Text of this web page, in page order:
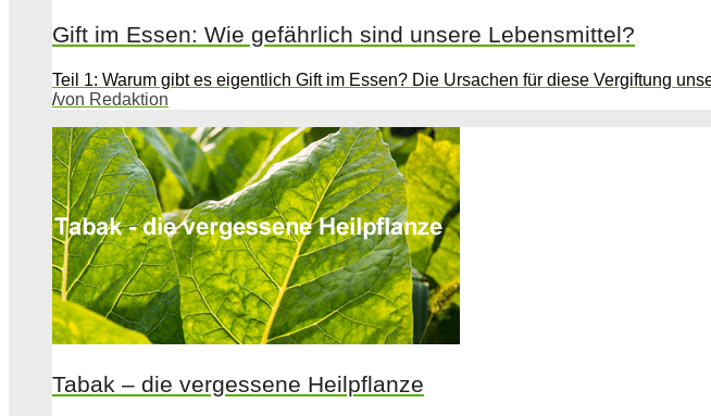
Gift im Essen: Wie gefährlich sind unsere Lebensmittel?
Teil 1: Warum gibt es eigentlich Gift im Essen? Die Ursachen für diese Vergiftung
/von Redaktion
Tabak – die vergessene Heilpflanze